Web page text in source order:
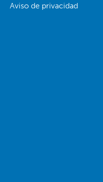
Aviso de privacidad